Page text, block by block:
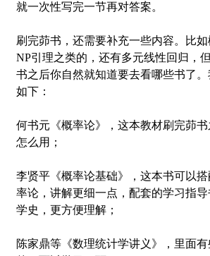
就一次性写完一节再对答案。
刷完茆书，还需要补充一些内容。比如
NP引理之类的，还有多元线性回归，
书之后你自然就知道要去看哪些书了
如下：
何书元《概率论》，这本教材刷完茆
怎么用；
李贤平《概率论基础》，这本书可以
率论，讲解更细一点，配套的学习指
学史，更方便理解；
陈家鼎等《数理统计学讲义》，里面